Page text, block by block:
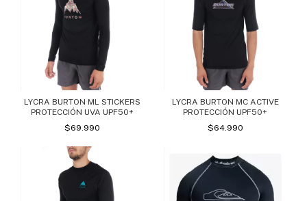
LYCRA BURTON ML STICKERS
PROTECCIÓN UVA UPF50+
$69.990
LYCRA BURTON MC ACTIVE
PROTECCIÓN UPF50+
$64.990